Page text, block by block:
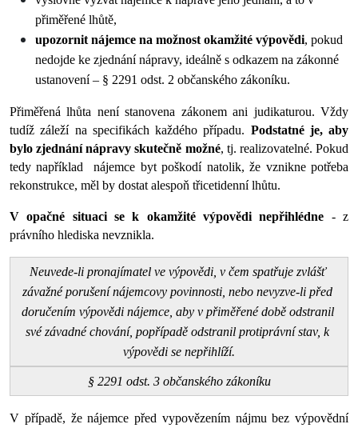
přiměřené lhůtě,
upozornit nájemce na možnost okamžité výpovědi, pokud
nedojde ke zjednání nápravy, ideálně s odkazem na zákonné
ustanovení – § 2291 odst. 2 občanského zákoníku.
Přiměřená lhůta není stanovena zákonem ani judikaturou. Vždy
tudíž záleží na specifikách každého případu. Podstatné je, aby
bylo zjednání nápravy skutečně možné, tj. realizovatelné. Pokud
tedy například  nájemce byt poškodí natolik, že vznikne potřeba
rekonstrukce, měl by dostat alespoň třicetidenní lhůtu.
V opačné situaci se k okamžité výpovědi nepřihlédne - z
právního hlediska nevznikla.
Neuvede-li pronajímatel ve výpovědi, v čem spatřuje zvlášť
závažné porušení nájemcovy povinnosti, nebo nevyzve-li před
doručením výpovědi nájemce, aby v přiměřené době odstranil
své závadné chování, popřípadě odstranil protiprávní stav, k
výpovědi se nepřihlíží.
§ 2291 odst. 3 občanského zákoníku
V případě, že nájemce před vypovězením nájmu bez výpovědní